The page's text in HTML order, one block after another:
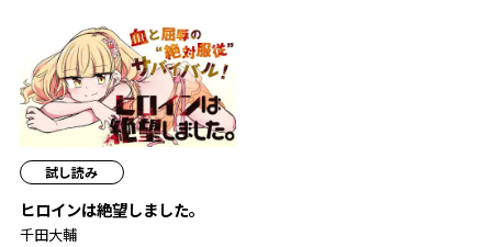
試し読み
ヒロインは絶望しました。
千田大輔